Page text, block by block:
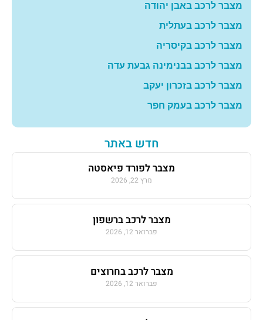
מצבר לרכב באבן יהודה
מצבר לרכב בעתלית
מצבר לרכב בקיסריה
מצבר לרכב בבנימינה גבעת עדה
מצבר לרכב בזכרון יעקב
מצבר לרכב בעמק חפר
חדש באתר
מצבר לפורד פיאסטה
מרץ 22, 2026
מצבר לרכב ברשפון
פברואר 12, 2026
מצבר לרכב בחרוצים
פברואר 12, 2026